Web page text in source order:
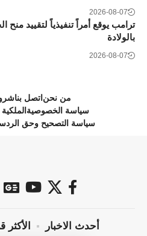
2026-08-07
ترامب يوقع أمراً تنفيذياً لتقييد منح
بالولادة
2026-08-07
من نحن اتصل بنا
سياسة الخصوصية
سياسة التصحيح وحق الرد
أحدث الاخبار الأكثر